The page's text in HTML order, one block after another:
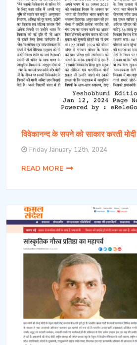
विवेकानन्द के सपने को साकार करती
Friday January 12th, 2024
READ MORE